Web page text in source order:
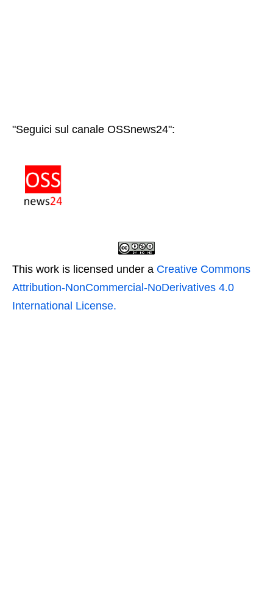
"Seguici sul canale OSSnews24":
This work is licensed under a Creative Commons
Attribution-NonCommercial-NoDerivatives 4.0
International License.